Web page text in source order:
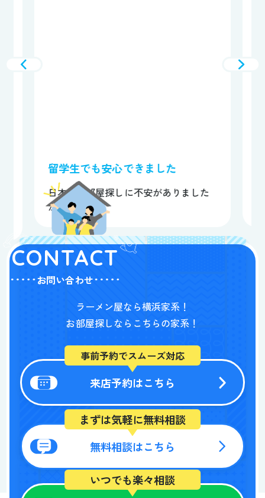
留学生でも安心できました
日本での部屋探しに不安がありました
が、河...
CONTACT
お問い合わせ
ラーメン屋なら横浜家系！
お部屋探しならこちらの家系！
事前予約でスムーズ対応
来店予約はこちら
まずは気軽に無料相談
無料相談はこちら
いつでも楽々相談